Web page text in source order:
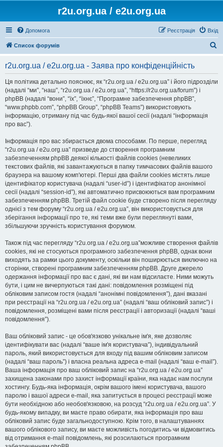
r2u.org.ua / e2u.org.ua
Допомога Вхід
Реєстрація
Список форумів
r2u.org.ua / e2u.org.ua - Заява про конфіденційність
Ця політика детально пояснює, як “r2u.org.ua / e2u.org.ua” і його підрозділи
(надалі “ми”, “наш”, “r2u.org.ua / e2u.org.ua”, “https://r2u.org.ua/forum”) і
phpBB (надалі “вони”, “їх”, “їхнє”, “Програмне забезпечення phpBB”,
“www.phpbb.com”, “phpBB Group”, “phpBB Teams”) використовують
інформацію, отриману під час будь-якої вашої сесії (надалі “інформація
про вас”).
Інформація про вас збирається двома способами. По перше, перегляд
“r2u.org.ua / e2u.org.ua” призведе до створення програмним
забезпеченням phpBB деякої кількості файлів cookies (невеликих
текстових файлів, які завантажуються в папку тимчасових файлів вашого
браузера на вашому комп'ютері. Перші два файли cookies містять лише
ідентифікатор користувача (надалі “user-id”) і ідентифікатор анонімної
сесії (надалі “session-id”), які автоматично присвоюються вам програмним
забезпеченням phpBB. Третій файл cookie буде створено після перегляду
однієї з тем форуму “r2u.org.ua / e2u.org.ua”, він використовується для
зберігання інформації про те, які теми вже були переглянуті вами,
збільшуючи зручність користування форумом.
Також під час перегляду “r2u.org.ua / e2u.org.ua”можливе створення файлів
cookies, які не стосуються програмного забезпечення phpBB, однак вони
виходять за рамки цього документу, оскільки він поширюється виключно на
сторінки, створені програмним забезпеченням phpBB. Друге джерело
одержання інформації про вас є дані, які ви нам відсилаєте. Ними можуть
бути, і цим не вичерпуються такі дані: повідомлення розміщені під
обліковим записом гостя (надалі “анонімні повідомлення”), дані вказані
при реєстрації на “r2u.org.ua / e2u.org.ua” (надалі “ваш обліковий запис”) і
повідомлення, розміщені вами після реєстрації і авторизації (надалі “ваші
повідомлення”).
Ваш обліковий запис - це обов'язково унікальне ім'я, яке дозволяє
ідентифікувати вас (надалі “ваше ім'я користувача”), індивідуальний
пароль, який використовується для входу під вашим обліковим записом
(надалі “ваш пароль”) і власна реальна адреса e-mail (надалі “ваш e-mail”).
Ваша інформація про ваш обліковий запис на “r2u.org.ua / e2u.org.ua”
захищена законами про захист інформації країни, яка надає нам послуги
хостингу. Будь-яка інформація, окрім вашого імені користувача, вашого
паролю і вашої адреси e-mail, яка запитується в процесі реєстрації може
бути необхідною або необов'язковою, на розсуд “r2u.org.ua / e2u.org.ua”. У
будь-якому випадку, ви маєте право обирати, яка інформація про ваш
обліковий запис буде загальнодоступною. Крім того, в налаштуваннях
вашого облікового запису, ви маєте можливість погодитись чи відмовитись
від отримання e-mail повідомлень, які розсилаються програмним